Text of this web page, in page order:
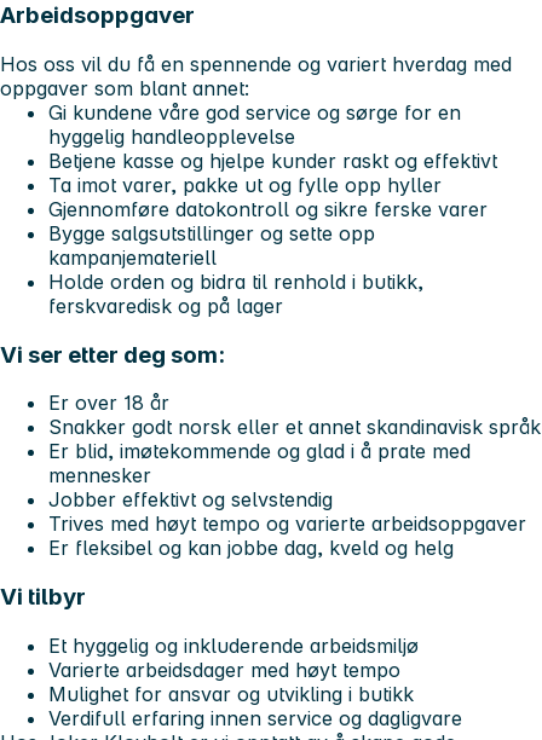
Arbeidsoppgaver
Hos oss vil du få en spennende og variert hverdag med
oppgaver som blant annet:
Gi kundene våre god service og sørge for en
hyggelig handleopplevelse
Betjene kasse og hjelpe kunder raskt og effektivt
Ta imot varer, pakke ut og fylle opp hyller
Gjennomføre datokontroll og sikre ferske varer
Bygge salgsutstillinger og sette opp
kampanjemateriell
Holde orden og bidra til renhold i butikk,
ferskvaredisk og på lager
Vi ser etter deg som:
Er over 18 år
Snakker godt norsk eller et annet skandinavisk språk
Er blid, imøtekommende og glad i å prate med
mennesker
Jobber effektivt og selvstendig
Trives med høyt tempo og varierte arbeidsoppgaver
Er fleksibel og kan jobbe dag, kveld og helg
Vi tilbyr
Et hyggelig og inkluderende arbeidsmiljø
Varierte arbeidsdager med høyt tempo
Mulighet for ansvar og utvikling i butikk
Verdifull erfaring innen service og dagligvare